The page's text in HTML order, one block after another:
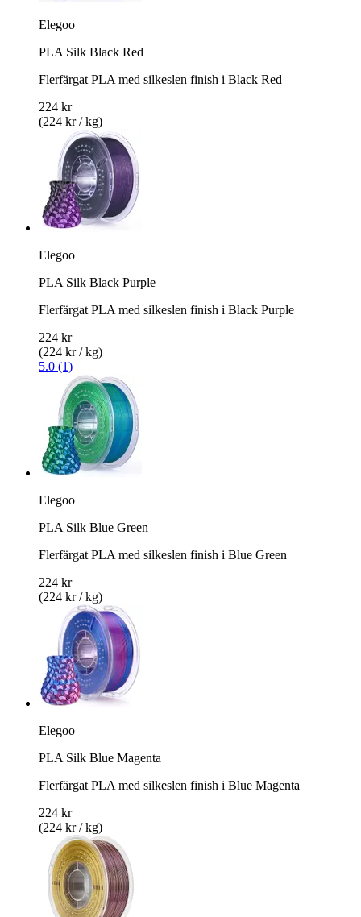
Elegoo
PLA Silk Black Red
Flerfärgat PLA med silkeslen finish i Black Red
224 kr
(224 kr / kg)
Elegoo
PLA Silk Black Purple
Flerfärgat PLA med silkeslen finish i Black Purple
224 kr
(224 kr / kg)
5.0 (1)
Elegoo
PLA Silk Blue Green
Flerfärgat PLA med silkeslen finish i Blue Green
224 kr
(224 kr / kg)
Elegoo
PLA Silk Blue Magenta
Flerfärgat PLA med silkeslen finish i Blue Magenta
224 kr
(224 kr / kg)